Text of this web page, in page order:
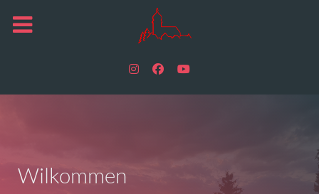
Wilkommen